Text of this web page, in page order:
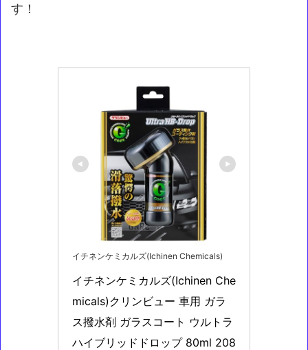
す！
イチネンケミカルズ(Ichinen Chemicals)
イチネンケミカルズ(Ichinen Che
micals)クリンビュー 車用 ガラ
ス撥水剤 ガラスコート ウルトラ
ハイブリッドドロップ 80ml 208